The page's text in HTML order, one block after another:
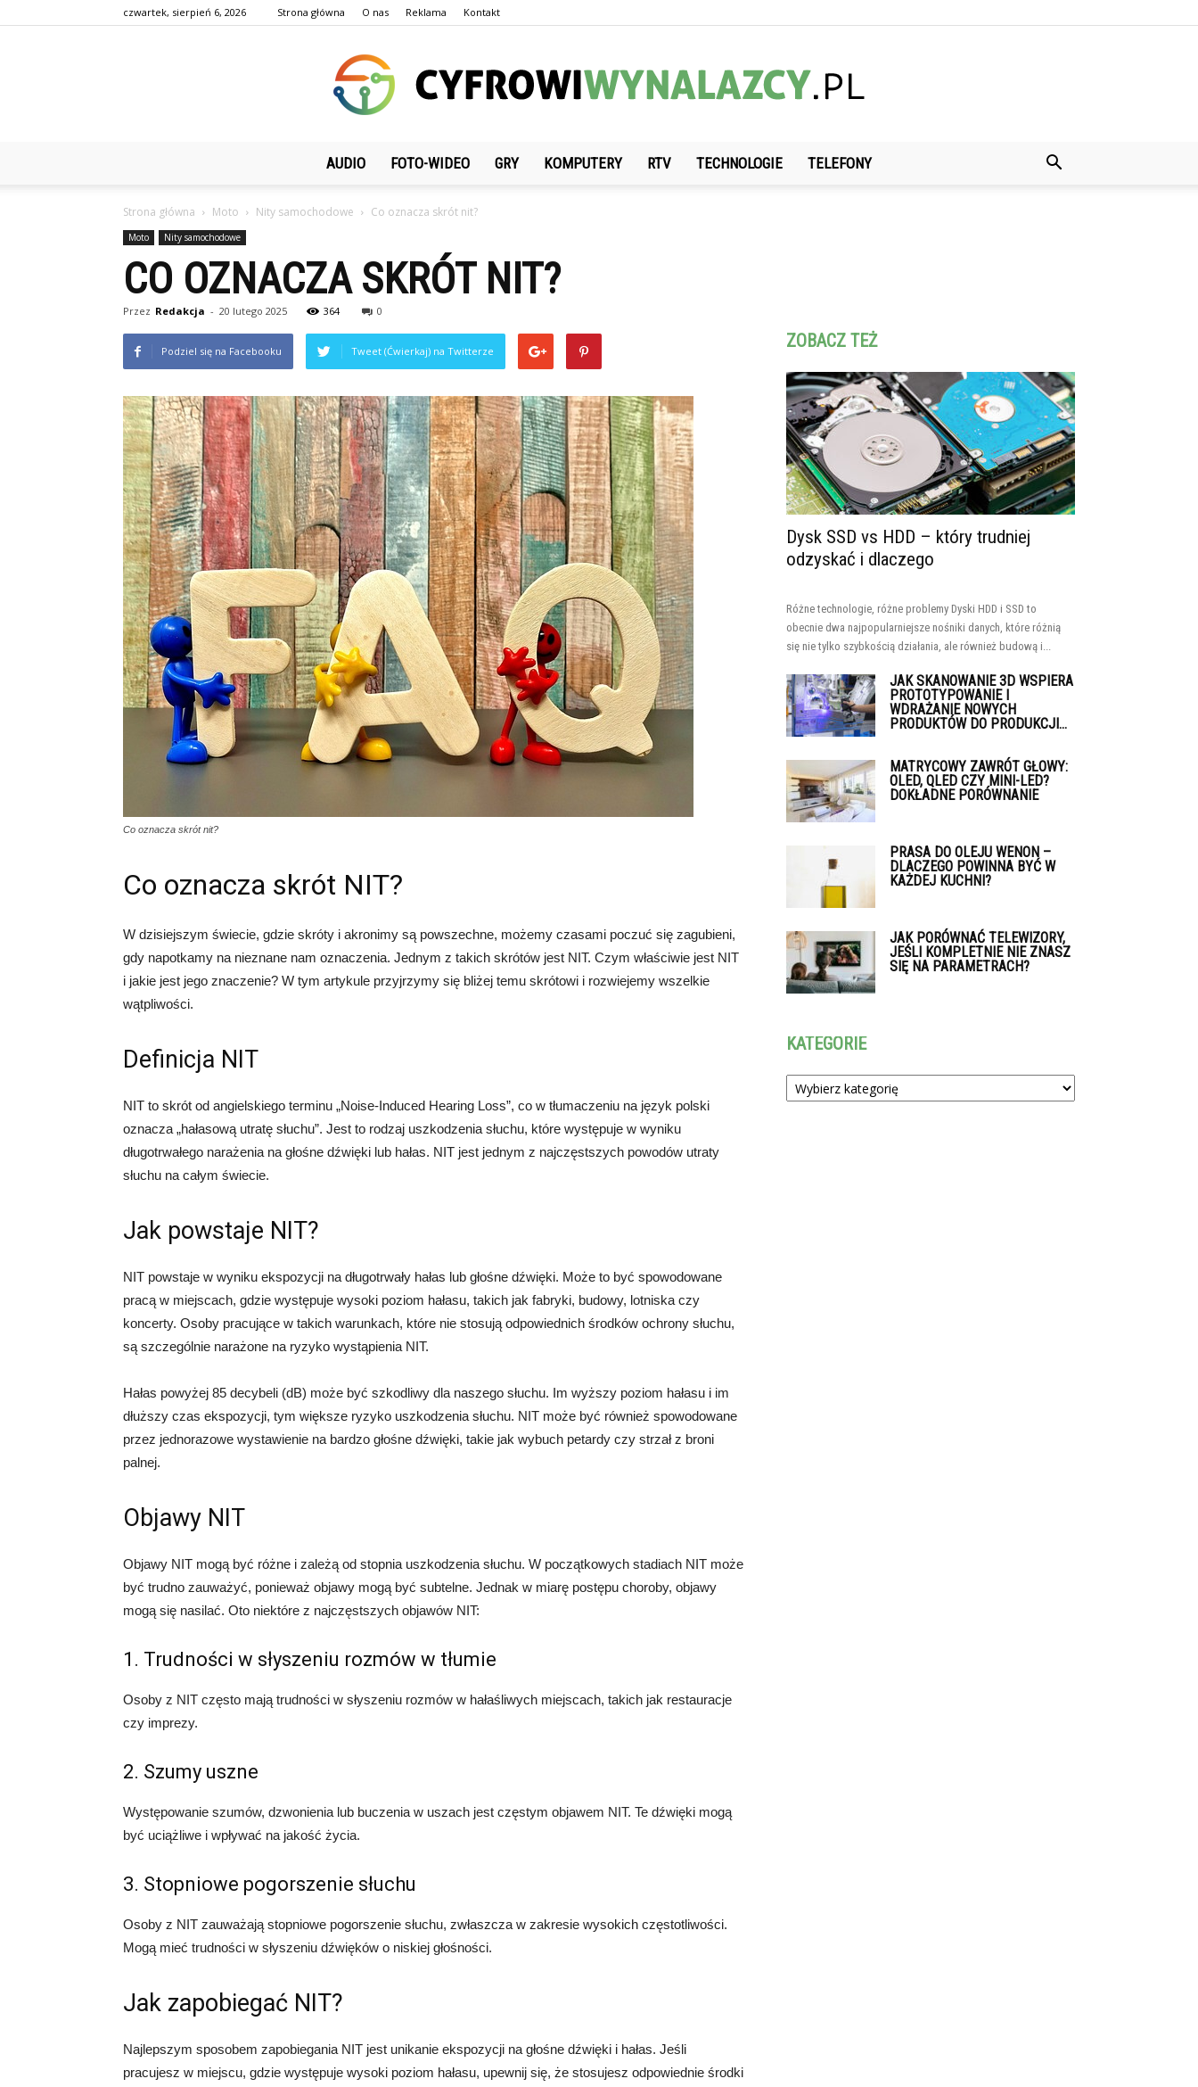
czwartek, sierpień 6, 2026 Strona główna O nas Reklama Kontakt
CyfrowiWynalazcy.pl
AUDIO FOTO-WIDEO GRY KOMPUTERY RTV TECHNOLOGIE TELEFONY
Strona główna Moto Nity samochodowe Co oznacza skrót nit?
Moto Nity samochodowe
CO OZNACZA SKRÓT NIT?
Przez Redakcja - 20 lutego 2025 364 0
Podziel się na Facebooku Tweet (Ćwierkaj) na Twitterze
Co oznacza skrót nit?
Co oznacza skrót NIT?
W dzisiejszym świecie, gdzie skróty i akronimy są powszechne, możemy czasami poczuć się zagubieni,
gdy napotkamy na nieznane nam oznaczenia. Jednym z takich skrótów jest NIT. Czym właściwie jest NIT
i jakie jest jego znaczenie? W tym artykule przyjrzymy się bliżej temu skrótowi i rozwiejemy wszelkie
wątpliwości.
Definicja NIT
NIT to skrót od angielskiego terminu „Noise-Induced Hearing Loss”, co w tłumaczeniu na język polski
oznacza „hałasową utratę słuchu”. Jest to rodzaj uszkodzenia słuchu, które występuje w wyniku
długotrwałego narażenia na głośne dźwięki lub hałas. NIT jest jednym z najczęstszych powodów utraty
słuchu na całym świecie.
Jak powstaje NIT?
NIT powstaje w wyniku ekspozycji na długotrwały hałas lub głośne dźwięki. Może to być spowodowane
pracą w miejscach, gdzie występuje wysoki poziom hałasu, takich jak fabryki, budowy, lotniska czy
koncerty. Osoby pracujące w takich warunkach, które nie stosują odpowiednich środków ochrony słuchu,
są szczególnie narażone na ryzyko wystąpienia NIT.
Hałas powyżej 85 decybeli (dB) może być szkodliwy dla naszego słuchu. Im wyższy poziom hałasu i im
dłuższy czas ekspozycji, tym większe ryzyko uszkodzenia słuchu. NIT może być również spowodowane
przez jednorazowe wystawienie na bardzo głośne dźwięki, takie jak wybuch petardy czy strzał z broni
palnej.
Objawy NIT
Objawy NIT mogą być różne i zależą od stopnia uszkodzenia słuchu. W początkowych stadiach NIT może
być trudno zauważyć, ponieważ objawy mogą być subtelne. Jednak w miarę postępu choroby, objawy
mogą się nasilać. Oto niektóre z najczęstszych objawów NIT:
1. Trudności w słyszeniu rozmów w tłumie
Osoby z NIT często mają trudności w słyszeniu rozmów w hałaśliwych miejscach, takich jak restauracje
czy imprezy.
2. Szumy uszne
Występowanie szumów, dzwonienia lub buczenia w uszach jest częstym objawem NIT. Te dźwięki mogą
być uciążliwe i wpływać na jakość życia.
3. Stopniowe pogorszenie słuchu
Osoby z NIT zauważają stopniowe pogorszenie słuchu, zwłaszcza w zakresie wysokich częstotliwości.
Mogą mieć trudności w słyszeniu dźwięków o niskiej głośności.
Jak zapobiegać NIT?
Najlepszym sposobem zapobiegania NIT jest unikanie ekspozycji na głośne dźwięki i hałas. Jeśli
pracujesz w miejscu, gdzie występuje wysoki poziom hałasu, upewnij się, że stosujesz odpowiednie środki
ZOBACZ TEŻ
Dysk SSD vs HDD – który trudniej
odzyskać i dlaczego
Różne technologie, różne problemy Dyski HDD i SSD to
obecnie dwa najpopularniejsze nośniki danych, które różnią
się nie tylko szybkością działania, ale również budową i...
JAK SKANOWANIE 3D WSPIERA
PROTOTYPOWANIE I
WDRAŻANIE NOWYCH
PRODUKTÓW DO PRODUKCJI...
MATRYCOWY ZAWRÓT GŁOWY:
OLED, QLED CZY MINI-LED?
DOKŁADNE PORÓWNANIE
PRASA DO OLEJU WENON –
DLACZEGO POWINNA BYĆ W
KAŻDEJ KUCHNI?
JAK PORÓWNAĆ TELEWIZORY,
JEŚLI KOMPLETNIE NIE ZNASZ
SIĘ NA PARAMETRACH?
KATEGORIE
Kategorie